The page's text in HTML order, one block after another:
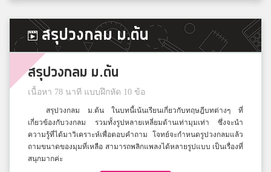
สรุปวงกลม ม.ต้น
สรุปวงกลม ม.ต้น
เนื้อหา 78 นาที แบบฝึกหัด 10 ข้อ
สรุปวงกลม ม.ต้น ในบทนี้เน้นเรียนเกี่ยวกับทฤษฎีบทต่างๆ ที่
เกี่ยวข้องกับวงกลม รวมทั้งรูปหลายเหลี่ยมด้านเท่ามุมเท่า ซึ่งจะนำ
ความรู้ที่ได้มาวิเคราะห์เพื่อตอบคำถาม โจทย์จะกำหนดรูปวงกลมแล้ว
ถามขนาดของมุมที่เหลือ สามารถพลิกแพลงได้หลายรูปแบบ เป็นเรื่องที่
สนุกมากค่ะ